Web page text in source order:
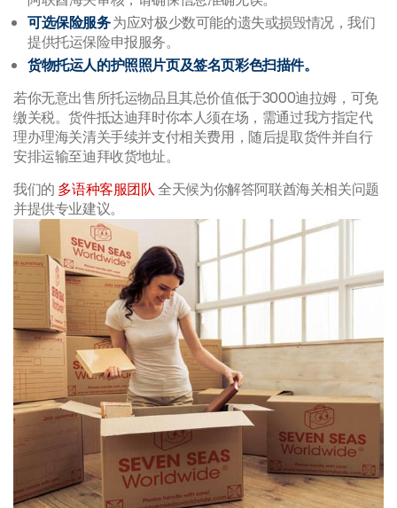
可选保险服务为应对极少数可能的遗失或损毁情况，我们
提供托运保险申报服务。
货物托运人的护照照片页及签名页彩色扫描件。
若你无意出售所托运物品且其总价值低于3000迪拉姆，可免
缴关税。货件抵达迪拜时你本人须在场，需通过我方指定代
理办理海关清关手续并支付相关费用，随后提取货件并自行
安排运输至迪拜收货地址。
我们的 多语种客服团队全天候为你解答阿联酋海关相关问题
并提供专业建议。